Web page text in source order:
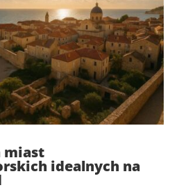
miast
idealnych na